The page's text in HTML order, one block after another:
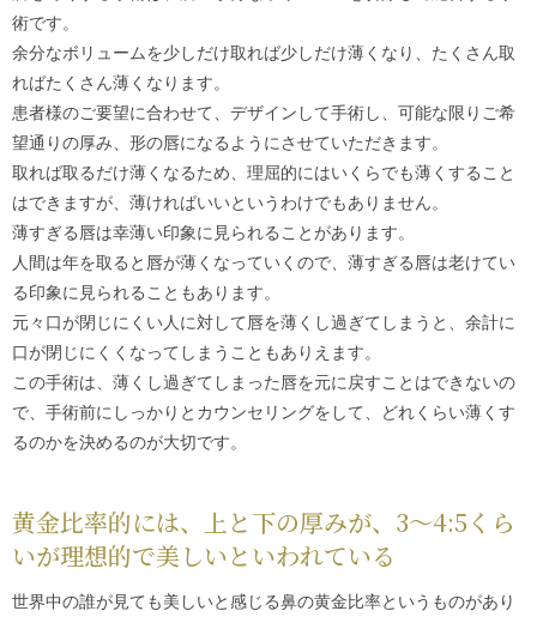
術です。
余分なボリュームを少しだけ取れば少しだけ薄くなり、たくさん取
ればたくさん薄くなります。
患者様のご要望に合わせて、デザインして手術し、可能な限りご希
望通りの厚み、形の唇になるようにさせていただきます。
取れば取るだけ薄くなるため、理屈的にはいくらでも薄くすること
はできますが、薄ければいいというわけでもありません。
薄すぎる唇は幸薄い印象に見られることがあります。
人間は年を取ると唇が薄くなっていくので、薄すぎる唇は老けてい
る印象に見られることもあります。
元々口が閉じにくい人に対して唇を薄くし過ぎてしまうと、余計に
口が閉じにくくなってしまうこともありえます。
この手術は、薄くし過ぎてしまった唇を元に戻すことはできないの
で、手術前にしっかりとカウンセリングをして、どれくらい薄くす
るのかを決めるのが大切です。
黄金比率的には、上と下の厚みが、3～4:5くら
いが理想的で美しいといわれている
世界中の誰が見ても美しいと感じる鼻の黄金比率というものがあり